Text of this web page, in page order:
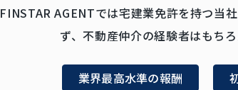
FINSTAR AGENTでは宅建業免許を持つ当
ず、不動産仲介の経験者はもち
業界最高水準の報酬